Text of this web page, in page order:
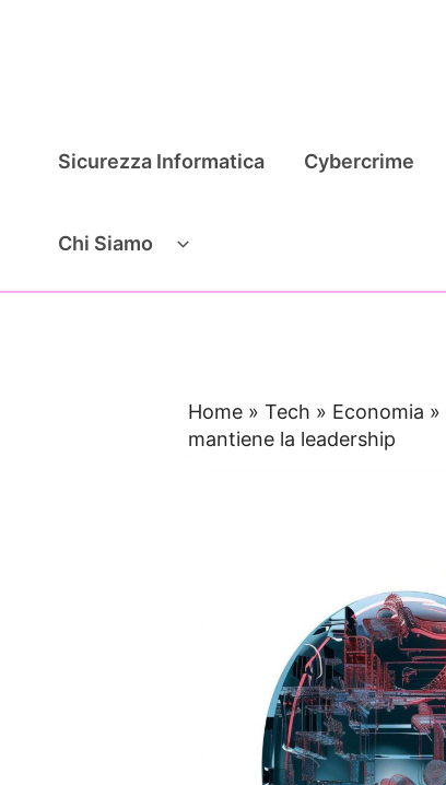
Sicurezza Informatica Cybercrime
Chi Siamo
Home »Tech » Economia »
mantiene la leadership